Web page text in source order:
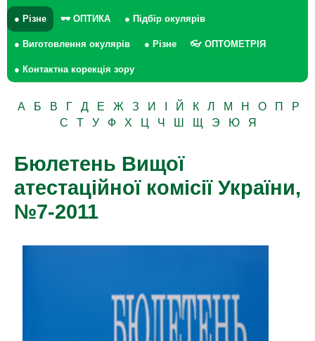
● Різне 🕶 ОПТИКА ● Підбір окулярів
● Виготовлення окулярів ● Різне 👓 ОПТОМЕТРІЯ
● Контактна корекція зору
А Б В Г Д Е Ж З И Й К Л М Н О П
Р
С
Т У Ф Х Ц Ч Ш Щ Э Ю Я
Бюлетень Вищої
атестаційної комісії України,
№7-2011